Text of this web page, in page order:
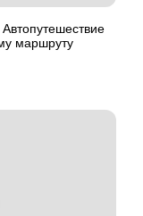
маршруту